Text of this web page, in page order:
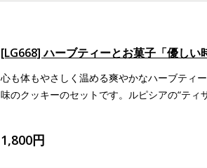
[LG668] ハーブティーとお菓子「優しい
心も体もやさしく温める爽やかなハーブティ
味のクッキーのセットです。ルピシアの“ティ
1,800円